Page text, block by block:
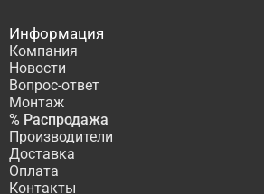
Информация
Компания
Новости
Вопрос-ответ
Монтаж
% Распродажа
Производители
Доставка
Оплата
Контакты